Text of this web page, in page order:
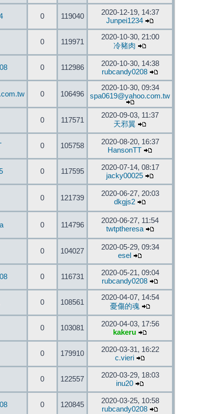
0 119040
2020-12-19, 14:37
Junpei1234
0 119971
2020-10-30, 21:00
冷豬肉
0 112986
2020-10-30, 14:38
rubcandy0208
0 106496
2020-10-30, 09:34
spa0619@yahoo.com.tw
0 117571
2020-09-03, 11:37
天邪翼
0 105758
2020-08-20, 16:37
HansonTT
0 117595
2020-07-14, 08:17
jacky00025
0 121739
2020-06-27, 20:03
dkgjs2
0 114796
2020-06-27, 11:54
twtptheresa
0 104027
2020-05-29, 09:34
esel
0 116731
2020-05-21, 09:04
rubcandy0208
0 108561
2020-04-07, 14:54
憂傷的魂
0 103081
2020-04-03, 17:56
kakeru
0 179910
2020-03-31, 16:22
c.vieri
0 122557
2020-03-29, 18:03
inu20
0 120845
2020-03-25, 10:58
rubcandy0208